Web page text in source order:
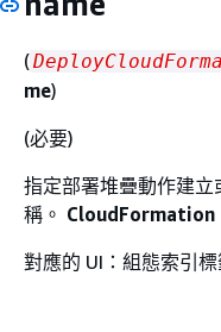
(
me)
(必要)
指定部署堆疊動作建
稱。 CloudFormation
對應的 UI：組態索引